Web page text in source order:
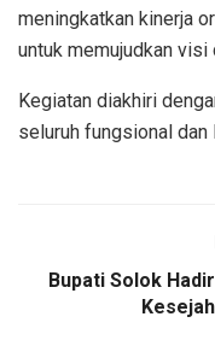
meningkatkan kinerja
untuk memujudkan
Kegiatan diakhiri
seluruh fungsional dan
Bupati Solok